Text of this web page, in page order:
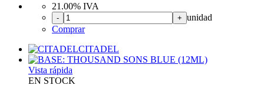
21.00% IVA
- + unidad
Comprar
CITADEL
Vista rápida
EN STOCK